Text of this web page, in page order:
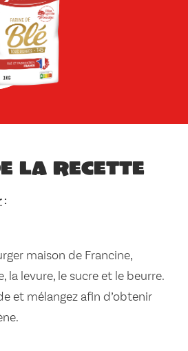
la recette
:
maison de Francine,
la levure, le sucre et le beurre.
et mélangez afin d’obtenir